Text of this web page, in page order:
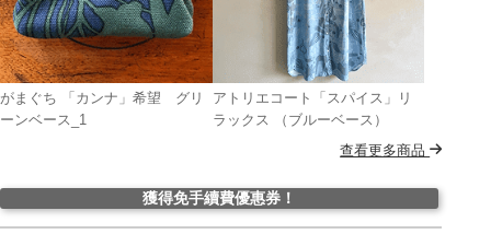
がまぐち 「カンナ」希望 グリ
ーンベース_1
アトリエコート「スパイス」リ
ラックス （ブルーベース）
查看更多商品
獲得免手續費優惠券！